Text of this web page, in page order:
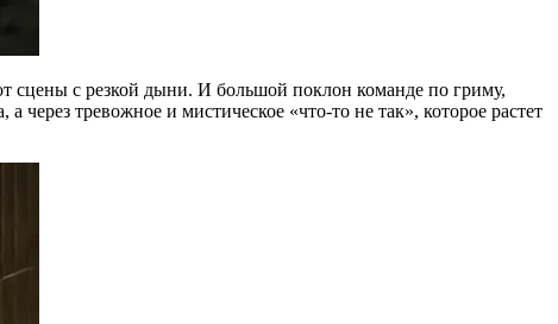
сцены с резкой дыни. И большой поклон команде по гриму,
через тревожное и мистическое «что-то не так», которое растет